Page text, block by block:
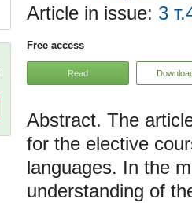
Article in issue: 3
Free access
Read
The
for the elective
languages. In the
understanding of